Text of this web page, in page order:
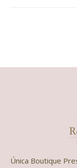
Única Boutique